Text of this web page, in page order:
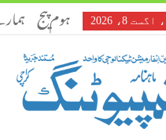
8، 2026 ہوم پیج